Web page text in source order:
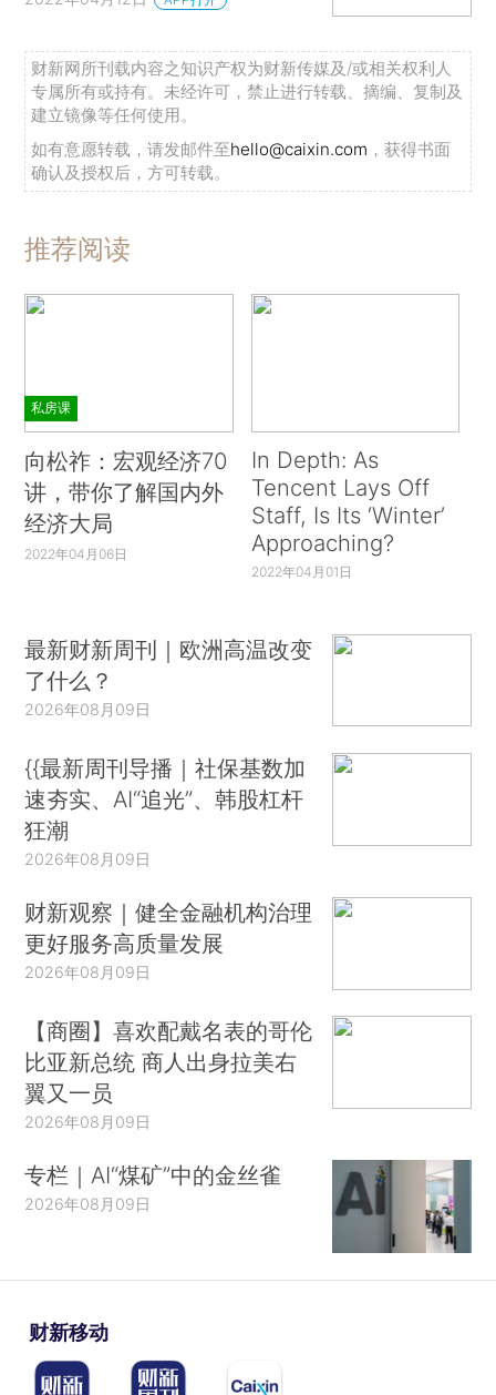
财新网所刊载内容之知识产权为财新传媒及/或相关权利人
专属所有或持有。未经许可，禁止进行转载、摘编、复制及
建立镜像等任何使用。
如有意愿转载，请发邮件至hello@caixin.com ，获得书面
确认及授权后，方可转载。
推荐阅读
私房课
向松祚：宏观经济70
讲，带你了解国内外
经济大局
2022年04月06日
In Depth: As
Tencent Lays Off
Staff, Is Its ‘Winter’
Approaching?
2022年04月01日
最新财新周刊｜欧洲高温改变
了什么？
2026年08月09日
{{最新周刊导播｜社保基数加
速夯实、AI“追光”、韩股杠杆
狂潮
2026年08月09日
财新观察｜健全金融机构治理
更好服务高质量发展
2026年08月09日
【商圈】喜欢配戴名表的哥伦
比亚新总统 商人出身拉美右
翼又一员
2026年08月09日
专栏｜AI“煤矿”中的金丝雀
2026年08月09日
财新移动